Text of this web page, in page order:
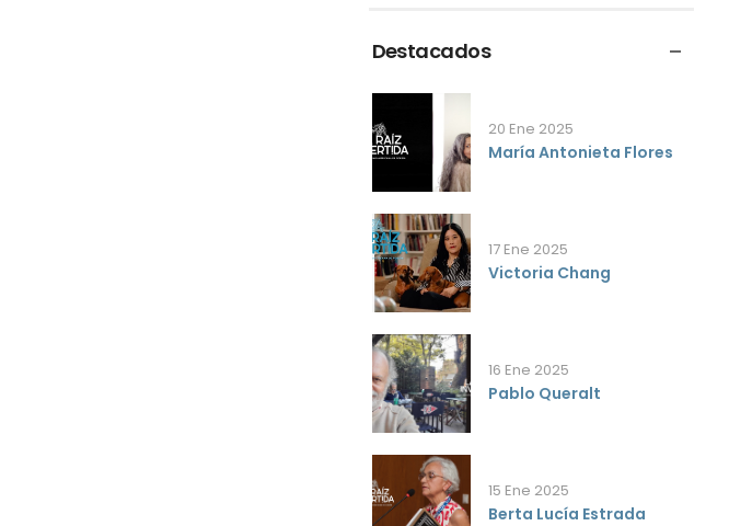
Destacados
20 Ene 2025
María Antonieta Flores
17 Ene 2025
Victoria Chang
16 Ene 2025
Pablo Queralt
15 Ene 2025
Berta Lucía Estrada